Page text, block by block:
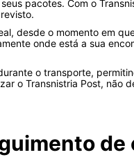
pacotes. Com o
desde o momento em
onde está a sua
o transporte,
o Transnistria Post, não
de